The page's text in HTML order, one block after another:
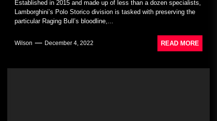
Established in 2015 and made up of less than a dozen specialists,
Lamborghini’s Polo Storico division is tasked with preserving the
particular Raging Bull’s bloodline,...
Wilson December 4, 2022 READ MORE